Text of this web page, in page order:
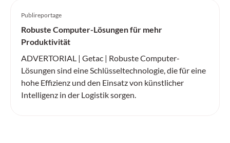
Publireportage
Robuste Computer-Lösungen für mehr
Produktivität
ADVERTORIAL | Getac | Robuste Computer-
Lösungen sind eine Schlüsseltechnologie, die für eine
hohe Effizienz und den Einsatz von künstlicher
Intelligenz in der Logistik sorgen.